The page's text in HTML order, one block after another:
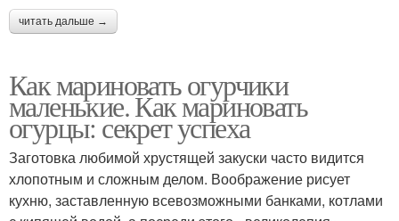
читать дальше →
Как мариновать огурчики
маленькие. Как мариновать
огурцы: секрет успеха
Заготовка любимой хрустящей закуски часто видится
хлопотным и сложным делом. Воображение рисует
кухню, заставленную всевозможными банками, котлами